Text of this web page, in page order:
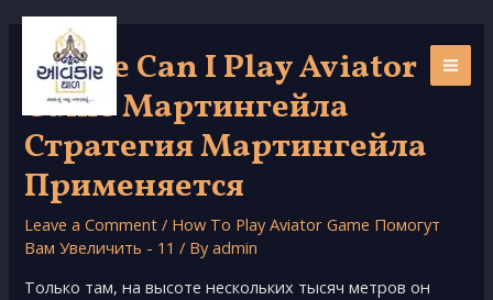
Skip
contentWhere Can I Play Aviator
Game Мартингейла
Стратегия Мартингейла
Применяется
Leave a Comment / How To Play Aviator Game Помогут
Вам Увеличить - 11 / Byadmin
Только там, на высоте нескольких тысяч метров он